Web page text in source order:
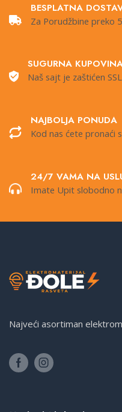
BESPLATNA
Za Porudžbine preko
SUGURNA
Naš sajt je zaštićen
NAJBOLJA PONUDA
Kod nas ćete pronaći
24/7 VAMA NA
Imate Upit slobodno
Najveći asortiman